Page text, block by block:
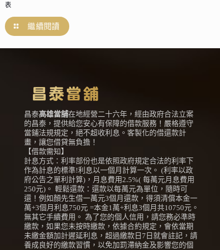
表
繼續閱讀
昌泰高雄當舖在地經營二十六年，經由政府合法立案
的昌泰，提供給您安心有保障的借款服務！嚴格遵守
當鋪法規規定，絕不超收利息。客製化的借還款計
畫，讓您借貸無負擔！
【借款需知】
計息方式：利率部份也是依照政府規定合法的利率下
作為計息的標準!利息以一個月計算一次。 (利率以政
府公告之單利計算)，月息費用2.5%( 每萬元月息費用
250元)。 輕鬆還款：還款以每萬元為單位，隨時可
還！例如顏先生借一萬元3個月還款，得須清償本金一
萬+3個月利息750元 =本金1萬+利息3個月共10750元。
無其它手續費用。 為了您的個人信用，請您務必準時
繳款，如果您未按時繳款，依據合約規定，會依當期
未繳金額加計遲延利息，超過繳款日7日就會註記，請
養成良好的繳款習慣，以免加罰滯納金及影響您的個